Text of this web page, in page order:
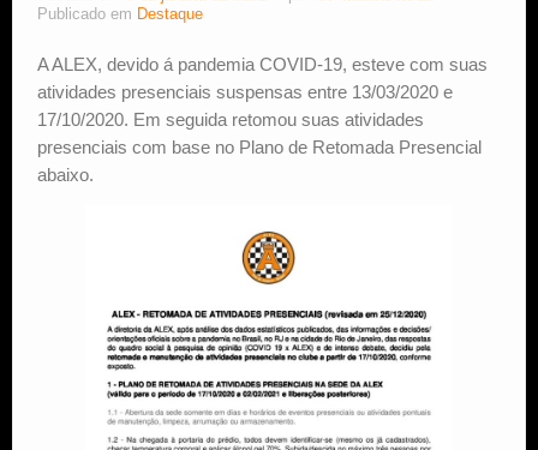
Publicado em Destaque
A ALEX, devido á pandemia COVID-19, esteve com suas
atividades presenciais suspensas entre 13/03/2020 e
17/10/2020. Em seguida retomou suas atividades
presenciais com base no Plano de Retomada Presencial
abaixo.